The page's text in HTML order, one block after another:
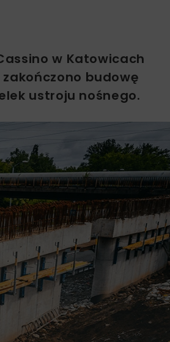
w Katowicach
budowę
ustroju nośnego.